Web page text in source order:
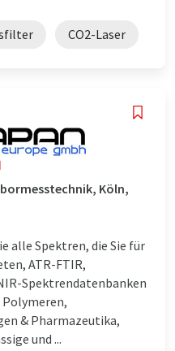
CO2-Laser
Köln,
alle Spektren, die Sie für
ATR-FTIR,
Spektrendatenbanken
Polymeren,
& Pharmazeutika,
und ...